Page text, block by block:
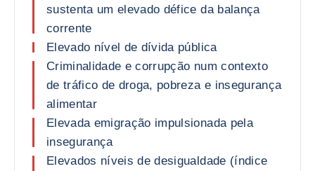
sustenta um elevado défice da balança
corrente
Elevado nível de dívida pública
Criminalidade e corrupção num contexto
de tráfico de droga, pobreza e insegurança
alimentar
Elevada emigração impulsionada pela
insegurança
Elevados níveis de desigualdade (índice